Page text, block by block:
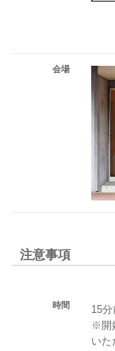
会場
注意事項
時間
15
※開
いた